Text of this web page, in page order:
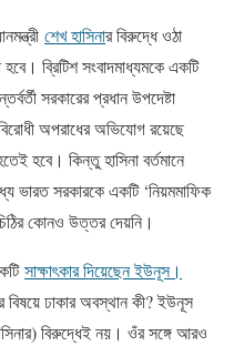
শেখহাসিনারবিরুদ্ধেওঠা
হবে। ব্রিটিশসংবাদমাধ্যমকেএকটি
সরকারেরপ্রধানউপদেষ্টা
অপরাধেরঅভিযোগরয়েছে
হবে। কিন্তুহাসিনাবর্তমানে
ভারতসরকারকেএকটি ‘নিয়মমাফিক
কোনও উত্তরদেয়নি।
সাক্ষাৎকারদিয়েছেনইউনূস।
বিষয়েঢাকারঅবস্থানকী?ইউনূস
)বিরুদ্ধেইনয়। ওঁরসঙ্গেআরও